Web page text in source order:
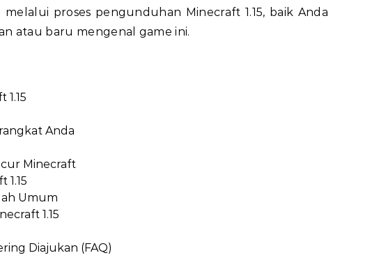
proses pengunduhan Minecraft 1.15, baik Anda
atau baru mengenal game ini.
Anda
Minecraft
1.15
Umum
1.15
Diajukan (FAQ)